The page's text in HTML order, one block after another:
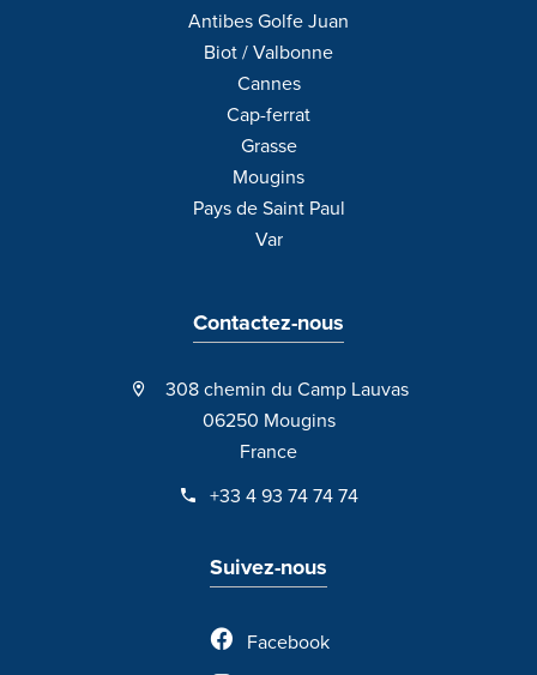
Antibes Golfe Juan
Biot / Valbonne
Cannes
Cap-ferrat
Grasse
Mougins
Pays de Saint Paul
Var
Contactez-nous
308 chemin du Camp Lauvas
06250 Mougins
France
+33 4 93 74 74 74
Suivez-nous
Facebook